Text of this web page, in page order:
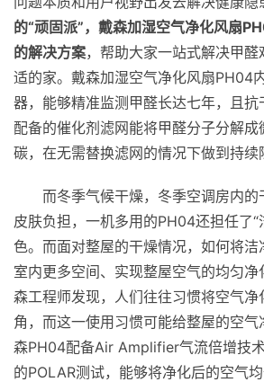
的“顽固派”，戴森加湿空气净化风扇
的解决方案，帮助大家一站式解决甲
适的家。戴森加湿空气净化风扇PH04
器，能够精准监测甲醛长达七年，且
配备的催化剂滤网能将甲醛分子分解
碳，在无需替换滤网的情况下做到持续
而冬季气候干燥，冬季空调房内的
皮肤负担，一机多用的PH04还担任了“
色。而面对整屋的干燥情况，如何将洁
室内更多空间、实现整屋空气的均匀
森工程师发现，人们往往习惯将空气
角，而这一使用习惯可能给整屋的空
森PH04配备Air Amplifier气流倍增技
的POLAR测试，能够将净化后的空气